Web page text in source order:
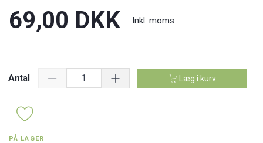
69,00 DKK Inkl. moms
Antal Læg i kurv
PÅ LAGER